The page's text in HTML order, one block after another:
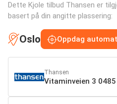
Dette Kjole tilbud Thansen er
basert på din angitte plassering:
Oslo Oppdag
Thansen
Vitaminveien 3 0485